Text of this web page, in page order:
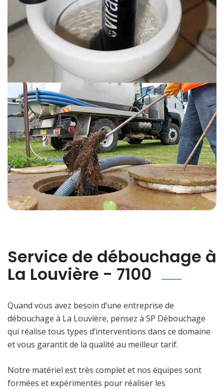
Service de débouchage à
La Louvière - 7100
Quand vous avez besoin d’une entreprise de
débouchage à La Louvière, pensez à SP Débouchage
qui réalise tous types d’interventions dans ce domaine
et vous garantit de la qualité au meilleur tarif.
Notre matériel est très complet et nos équipes sont
formées et expérimentés pour réaliser les